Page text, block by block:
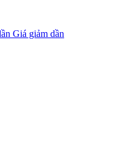
Giá giảm dần